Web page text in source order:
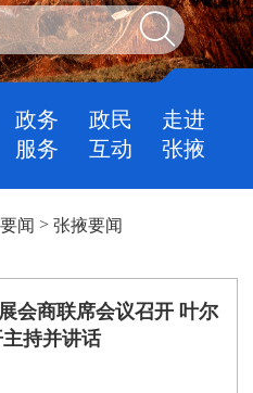
政务
服务
政民
互动
走进
张掖
闻 >张掖要闻
会商联席会议召开 叶尔
主持并讲话